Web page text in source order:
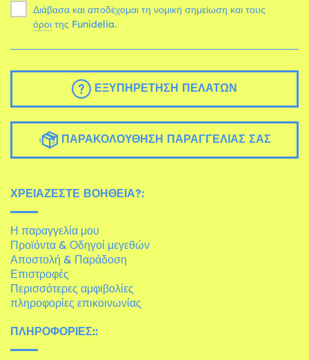
Διάβασα και αποδέχομαι τη νομική σημείωση και τους
όροι της Funidelia.
ΕΞΥΠΗΡΈΤΗΣΗ ΠΕΛΑΤΏΝ
ΠΑΡΑΚΟΛΟΎΘΗΣΗ ΠΑΡΑΓΓΕΛΊΑΣ ΣΑΣ
ΧΡΕΙΆΖΕΣΤΕ ΒΟΉΘΕΙΑ?:
Η παραγγελία μου
Προϊόντα & Οδηγοί μεγεθών
Αποστολή & Παράδοση
Επιστροφές
Περισσότερες αμφιβολίες
πληροφορίες επικοινωνίας
ΠΛΗΡΟΦΟΡΊΕΣ::